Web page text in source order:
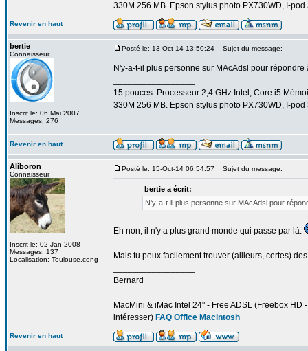
330M 256 MB. Epson stylus photo PX730WD, I-
Revenir en haut
bertie
Connaisseur
Inscrit le: 06 Mai 2007
Messages: 276
Posté le: 13-Oct-14 13:50:24 Sujet du message:
N'y-a-t-il plus personne sur MAcAdsl pour répondre
15 pouces: Processeur 2,4 GHz Intel, Core i5
330M 256 MB. Epson stylus photo PX730WD, I-
Revenir en haut
Aliboron
Connaisseur
Inscrit le: 02 Jan 2008
Messages: 137
Localisation: Toulouse.cong
Posté le: 15-Oct-14 06:54:57 Sujet du message:
bertie a écrit:
N'y-a-t-il plus personne sur MAcAdsl pour
Eh non, il n'y a plus grand monde qui passe par là.
Mais tu peux facilement trouver (ailleurs, certes)
Bernard
MacMini & iMac Intel 24" - Free ADSL (Freebox
intéresser) FAQ Office Macintosh
Revenir en haut